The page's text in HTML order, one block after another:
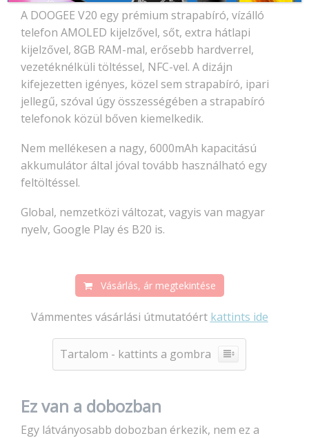
A DOOGEE V20 egy prémium strapabíró, vízálló
telefon AMOLED kijelzővel, sőt, extra hátlapi
kijelzővel, 8GB RAM-mal, erősebb hardverrel,
vezetéknélküli töltéssel, NFC-vel. A dizájn
kifejezetten igényes, közel sem strapabíró, ipari
jellegű, szóval úgy összességében a strapabíró
telefonok közül bőven kiemelkedik.
Nem mellékesen a nagy, 6000mAh kapacitású
akkumulátor által jóval tovább használható egy
feltöltéssel.
Global, nemzetközi változat, vagyis van magyar
nyelv, Google Play és B20 is.
Vásárlás, ár megtekintése
Vámmentes vásárlási útmutatóért kattints ide
Tartalom - kattints a gombra
Ez van a dobozban
Egy látványosabb dobozban érkezik, nem ez a